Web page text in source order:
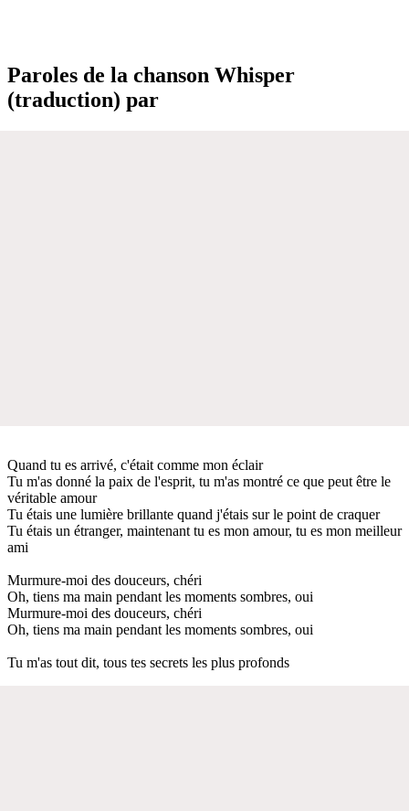
Paroles de la chanson Whisper
(traduction) par
Quand tu es arrivé, c'était comme mon éclair
Tu m'as donné la paix de l'esprit, tu m'as montré ce que peut être le
véritable amour
Tu étais une lumière brillante quand j'étais sur le point de craquer
Tu étais un étranger, maintenant tu es mon amour, tu es mon meilleur
ami
Murmure-moi des douceurs, chéri
Oh, tiens ma main pendant les moments sombres, oui
Murmure-moi des douceurs, chéri
Oh, tiens ma main pendant les moments sombres, oui
Tu m'as tout dit, tous tes secrets les plus profonds